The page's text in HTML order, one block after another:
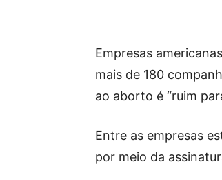
Empresas
mais de 180
ao aborto é “ruim
Entre as empresas
por meio da